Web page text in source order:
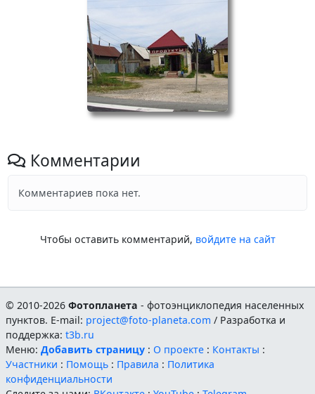
Комментарии
Комментариев пока нет.
Чтобы оставить комментарий, войдите на сайт
© 2010-2026Фотопланета - фотоэнциклопедия населенных
пунктов. E-mail: project@foto-planeta.com / Разработка и
поддержка:t3b.ru
Меню:Добавить страницу : О проекте : Контакты :
Участники : Помощь : Правила : Политика
конфиденциальности